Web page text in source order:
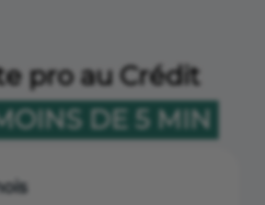
pro au Crédit
DE 5 MIN